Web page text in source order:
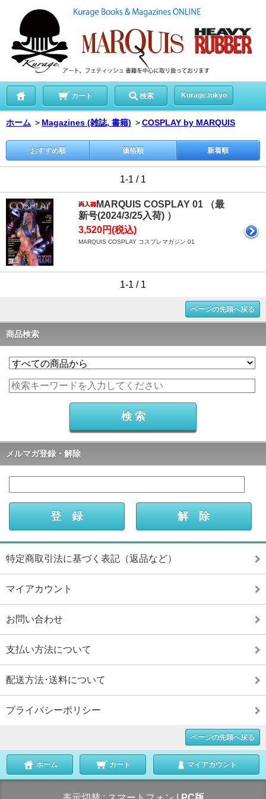
カート 検索 Kurage.tokyo
ホーム ＞ Magazines (雑誌, 書籍) ＞COSPLAY by MARQUIS
おすすめ順 価格順 新着順
1-1 / 1
MARQUIS COSPLAY 01 （最
新号(2024/3/25入荷) ）
3,520円(税込)
MARQUIS COSPLAY コスプレマガジン 01
1-1 / 1
ページの先頭へ戻る
商品検索
メルマガ登録・解除
特定商取引法に基づく表記（返品など）
マイアカウント
お問い合わせ
支払い方法について
配送方法･送料について
プライバシーポリシー
ページの先頭へ戻る
ホーム カート マイアカウント